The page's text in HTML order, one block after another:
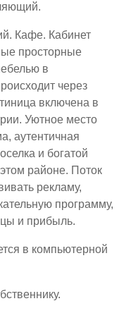
Кафе. Кабинет
просторные
в
через
включена в
Уютное место
аутентичная
и богатой
районе. Поток
рекламу,
программу,
и прибыль.
в компьютерной